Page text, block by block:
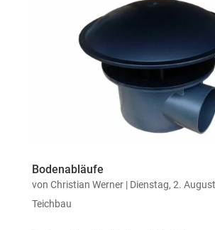
Bodenabläufe
von Christian Werner| Dienstag, 2.
Teichbau